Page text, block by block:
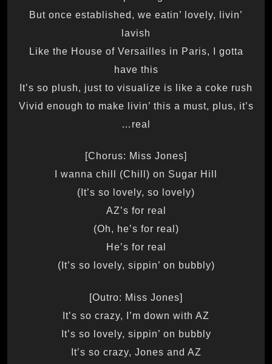
But once established, we eatin’ lovely, livin’
lavish
Like the House of Versailles in Paris, I gotta
have this
It’s so plush, just to visualize is like a coke rush
Vivid enough to make livin’ this a must, plus, it’s
real…
I wanna chill (Chill) on Sugar Hill
(It’s so lovely, so lovely)
AZ’s for real
(Oh, he’s for real)
He’s for real
(It’s so lovely, sippin’ on bubbly)
[Outro: Miss Jones]
It’s so crazy, I’m down with AZ
It’s so lovely, sippin’ on bubbly
It’s so crazy, Jones and AZ